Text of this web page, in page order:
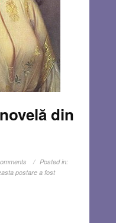
din
Posted in:
postare a fost